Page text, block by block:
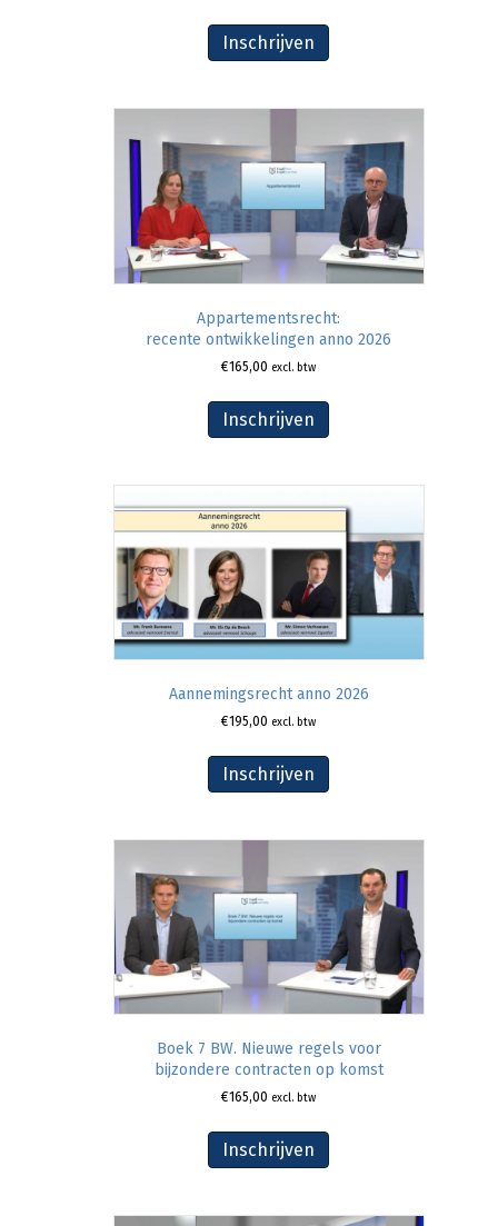
Inschrijven
Appartementsrecht:
recente ontwikkelingen anno 2026
€165,00 excl. btw
Inschrijven
Aannemingsrecht anno 2026
€195,00 excl. btw
Inschrijven
Boek 7 BW. Nieuwe regels voor
bijzondere contracten op komst
€165,00 excl. btw
Inschrijven